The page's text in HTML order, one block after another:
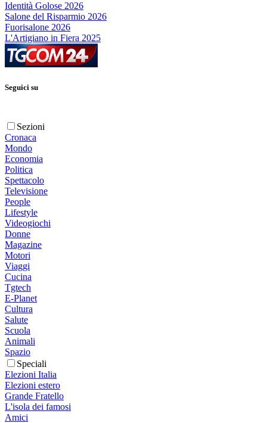
Identità Golose 2026
Salone del Risparmio 2026
Fuorisalone 2026
L'Artigiano in Fiera 2025
Seguici su
Sezioni
Cronaca
Mondo
Economia
Politica
Spettacolo
Televisione
People
Lifestyle
Videogiochi
Donne
Magazine
Motori
Viaggi
Cucina
Tgtech
E-Planet
Cultura
Salute
Scuola
Animali
Spazio
Speciali
Elezioni Italia
Elezioni estero
Grande Fratello
L'isola dei famosi
Amici